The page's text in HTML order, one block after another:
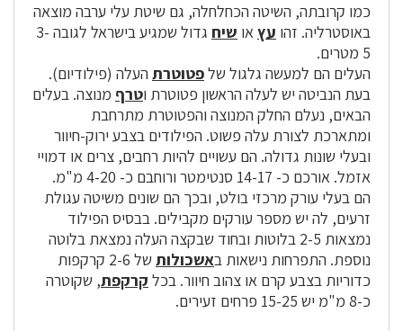
כמו קרובתה, השיטה הכחלחלה, גם שיטת עלי ערבה מוצאה
באוסטרליה. זהו עץאו שיח
גדול שמגיע בישראל לגובה 3-
5 מטרים.
העלים הם למעשה גלגול שלפטוטרת העלה (פילודיום).
בעת הנביטה יש לעלה הראשון פטוטרת וטרף מנוצה. בעלים
הבאים, נעלם החלק המנוצה והפטוטרת מתרחבת
ומתארכת לצורת עלה פשוט. הפילודים בצבע ירוק-חיוור
ובעלי שונות גדולה. הם עשויים להיות רחבים, צרים או דמויי
אזמל. אורכם כ- 14-17 סנטימטר ורוחבם כ- 4-20 מ"מ.
הם בעלי עורק מרכזי בולט, ובכך הם שונים משיטה עגולת
זרעים, לה יש מספר עורקים מקבילים. בבסיס הפילוד
נמצאות 2-5 בלוטות ובחוד שבקצה העלה נמצאת בלוטה
נוספת. התפרחות נישאות באשכולות
של 2-6 קרקפות
כדוריות בצבע קרם או צהוב חיוור. בכל קרקפת, שקוטרה
כ-8 מ"מ יש 15-25 פרחים זעירים.